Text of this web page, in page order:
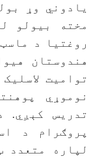
وړ بولو
بیولو
لاسلیک
کېږي. د
د
متعدد